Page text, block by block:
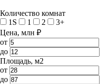
Количество комнат
1S
1 2
3+
Цена, млн ₽
от
до
Площадь, м2
от
до